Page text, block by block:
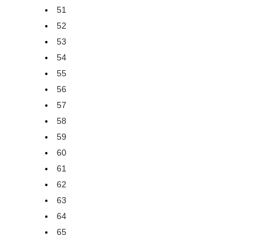
51
52
53
54
55
56
57
58
59
60
61
62
63
64
65